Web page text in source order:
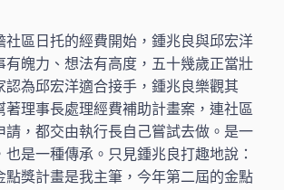
社區日托的經費開始，鍾兆良與邱宏洋
有魄力、想法有高度，五十幾歲正當壯
認為邱宏洋適合接手，鍾兆良樂觀其
著理事長處理經費補助計畫案，連社區
請，都交由執行長自己嘗試去做。是一
是一種傳承。只見鍾兆良打趣地說：
點獎計畫是我主筆，今年第二屆的金點